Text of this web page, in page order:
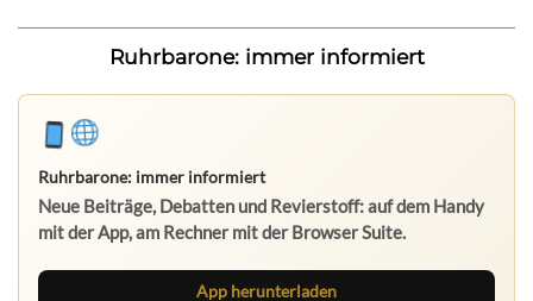
Ruhrbarone: immer informiert
Ruhrbarone: immer informiert
Neue Beiträge, Debatten und Revierstoff: auf dem Handy
mit der App, am Rechner mit der Browser Suite.
App herunterladen